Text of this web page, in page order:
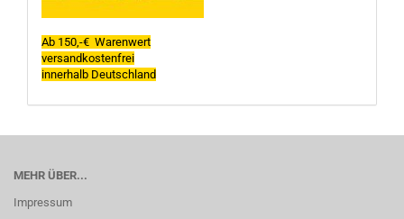
Ab 150,-€ Warenwert
versandkostenfrei
innerhalb Deutschland
MEHR ÜBER...
Impressum